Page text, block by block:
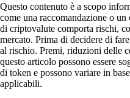
Questo contenuto è a scopo
come una raccomandazione o
di criptovalute comporta rischi,
mercato. Prima di decidere di
al rischio. Premi, riduzioni delle
questo articolo possono essere
di token e possono variare in
applicabili.